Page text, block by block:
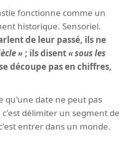
fonctionne comme un
historique. Sensoriel.
de leur passé, ils ne
; ils disent
sous les
découpe pas en chiffres,
qu'une date ne peut pas
c'est délimiter un segment de
entrer dans un monde.